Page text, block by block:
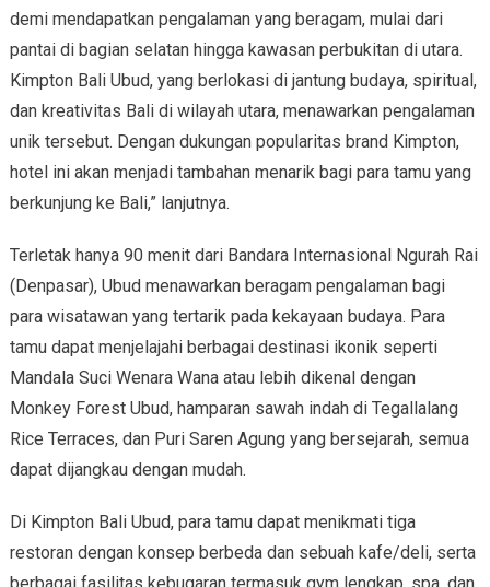
demi mendapatkan pengalaman yang beragam, mulai dari
pantai di bagian selatan hingga kawasan perbukitan di utara.
Kimpton Bali Ubud, yang berlokasi di jantung budaya, spiritual,
dan kreativitas Bali di wilayah utara, menawarkan pengalaman
unik tersebut. Dengan dukungan popularitas brand Kimpton,
hotel ini akan menjadi tambahan menarik bagi para tamu yang
berkunjung ke Bali,” lanjutnya.
Terletak hanya 90 menit dari Bandara Internasional Ngurah Rai
(Denpasar), Ubud menawarkan beragam pengalaman bagi
para wisatawan yang tertarik pada kekayaan budaya. Para
tamu dapat menjelajahi berbagai destinasi ikonik seperti
Mandala Suci Wenara Wana atau lebih dikenal dengan
Monkey Forest Ubud, hamparan sawah indah di Tegallalang
Rice Terraces, dan Puri Saren Agung yang bersejarah, semua
dapat dijangkau dengan mudah.
Di Kimpton Bali Ubud, para tamu dapat menikmati tiga
restoran dengan konsep berbeda dan sebuah kafe/deli, serta